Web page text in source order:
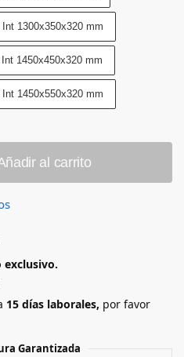
1300x350x320 mm
1450x450x320 mm
1450x550x320 mm
al carrito
exclusivo.
15 días laborales, por favor
Garantizada